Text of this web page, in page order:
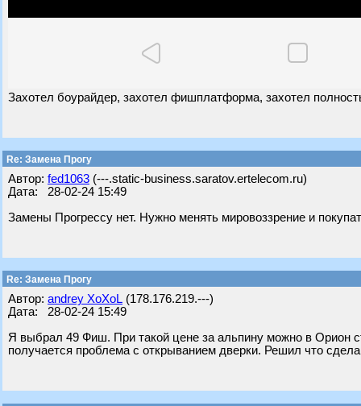
Захотел боурайдер, захотел фишплатформа, захотел
Re: Замена Прогу
Автор: fed1063 (---.static-business.saratov.ertelecom.ru)
Дата: 28-02-24 15:49
Замены Прогрессу нет. Нужно менять мировоззрение и
Re: Замена Прогу
Автор: andrey XoXoL (178.176.219.---)
Дата: 28-02-24 15:49
Я выбрал 49 Фиш. При такой цене за альпину можно в Орион
получается проблема с открыванием дверки. Решил что